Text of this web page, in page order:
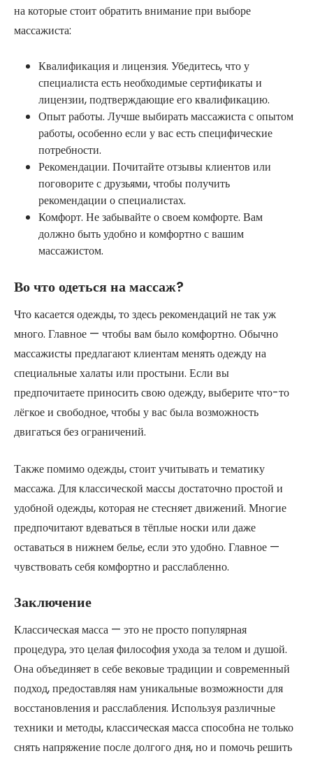
на которые стоит обратить внимание при выборе
массажиста:
Квалификация и лицензия. Убедитесь, что у
специалиста есть необходимые сертификаты и
лицензии, подтверждающие его квалификацию.
Опыт работы. Лучше выбирать массажиста с опытом
работы, особенно если у вас есть специфические
потребности.
Рекомендации. Почитайте отзывы клиентов или
поговорите с друзьями, чтобы получить
рекомендации о специалистах.
Комфорт. Не забывайте о своем комфорте. Вам
должно быть удобно и комфортно с вашим
массажистом.
Во что одеться на массаж?
Что касается одежды, то здесь рекомендаций не так уж
много. Главное — чтобы вам было комфортно. Обычно
массажисты предлагают клиентам менять одежду на
специальные халаты или простыни. Если вы
предпочитаете приносить свою одежду, выберите что-то
лёгкое и свободное, чтобы у вас была возможность
двигаться без ограничений.
Также помимо одежды, стоит учитывать и тематику
массажа. Для классической массы достаточно простой и
удобной одежды, которая не стесняет движений. Многие
предпочитают вдеваться в тёплые носки или даже
оставаться в нижнем белье, если это удобно. Главное —
чувствовать себя комфортно и расслабленно.
Заключение
Классическая масса — это не просто популярная
процедура, это целая философия ухода за телом и душой.
Она объединяет в себе вековые традиции и современный
подход, предоставляя нам уникальные возможности для
восстановления и расслабления. Используя различные
техники и методы, классическая масса способна не только
снять напряжение после долгого дня, но и помочь решить